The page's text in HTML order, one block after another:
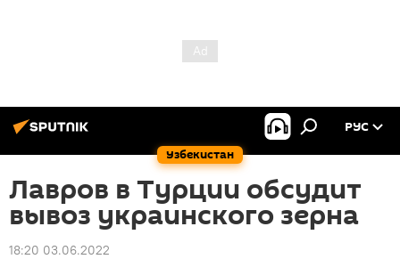
Узбекистан
РУС
Лавров в Турции обсудит
вывоз украинского зерна
18:20 03.06.2022